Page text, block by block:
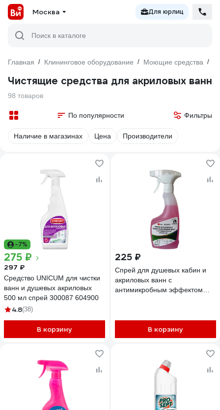
Москва Для юрлиц
Поиск в каталоге
Главная / Клининговое оборудование / Моющие средства /
Чистящие средства для акриловых ванн
98 товаров
По популярности Фильтры
Наличие в магазинах Цена Производители
-7%
275 ₽
297 ₽
Средство UNICUM для чистки
ванн и душевых акриловых
500 мл спрей 300087 604900
4.8(38)
В корзину
225 ₽
Спрей для душевых кабин и
акриловых ванн с
антимикробным эффектом
В корзину